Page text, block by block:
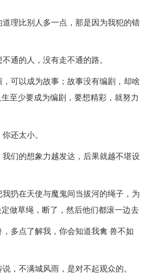
理比别人多一点，那是因为我犯的错
通的人，没有走不通的路。
可以成为故事；故事没有编剧，却啥
至少要成为编剧，要想精彩，就努力
还太小。
们的想象力越发达，后果就越不堪设
扔在天使与魔鬼间当拔河的绳子，为
做草绳，断了，然后他们都滚一边去
多点了解我，你会知道我禽 兽不如
，不满城风雨，是对不起观众的。